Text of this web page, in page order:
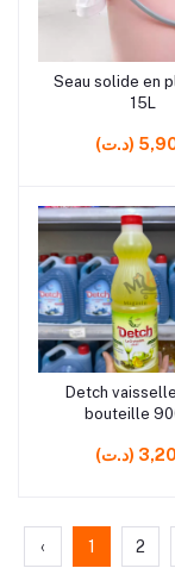
rrrrrr2
Ajouter au
Seau solide en
15L
5,900
rrrrrr9
Ajouter au
Detch
bouteille
3,200
‹ 1 2